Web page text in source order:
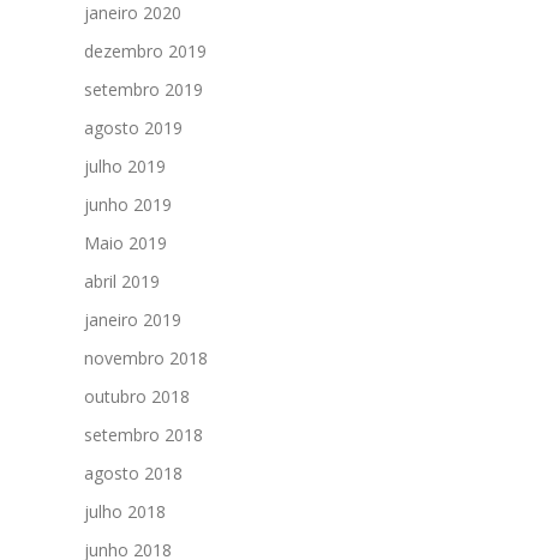
janeiro 2020
dezembro 2019
setembro 2019
agosto 2019
julho 2019
junho 2019
Maio 2019
abril 2019
janeiro 2019
novembro 2018
outubro 2018
setembro 2018
agosto 2018
julho 2018
junho 2018